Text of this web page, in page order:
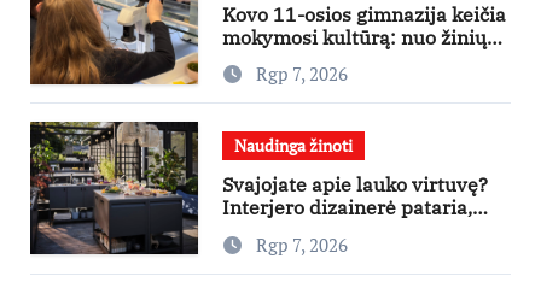
Kovo 11-osios gimnazija keičia
mokymosi kultūrą: nuo žinių
kaupimo – prie jų supratimo ir
taikymo
Rgp 7, 2026
Naudinga žinoti
Svajojate apie lauko virtuvę?
Interjero dizainerė pataria,
nuo ko pradėti
Rgp 7, 2026